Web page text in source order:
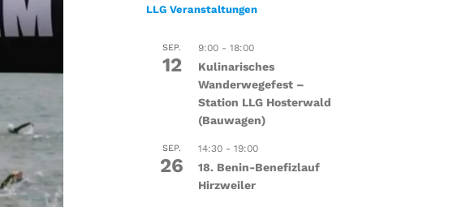
LLG Veranstaltungen
SEP.
12
9:00- 18:00
Kulinarisches
Wanderwegefest –
Station LLG Hosterwald
(Bauwagen)
SEP.
26
14:30- 19:00
18. Benin-Benefizlauf
Hirzweiler